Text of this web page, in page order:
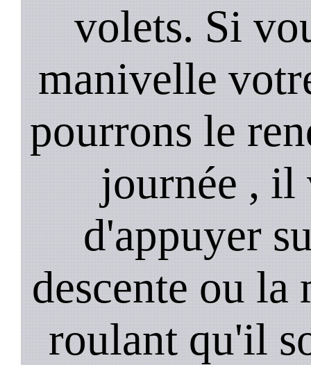
volets. Si
manivelle
pourrons le
journée , il
d'appuyer
descente ou
roulant qu'il